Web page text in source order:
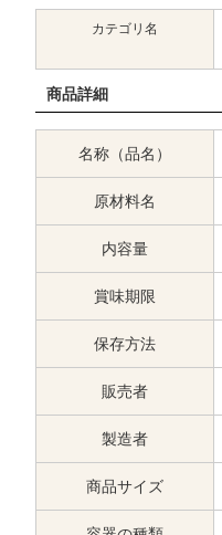
カテゴリ名
商品詳細
名称（品名）
原材料名
内容量
賞味期限
保存方法
販売者
製造者
商品サイズ